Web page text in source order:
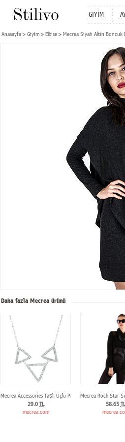
GİYİM
Anasayfa Giyim Elbise Mecrea Siyah Altın Boncuk
Daha fazla Mecrea ürünü
Mecrea Accessories Taşlı Üçlü Prizma Kolye
29.0 TL
mecrea.com
Mecrea Rock Star
58.65 TL